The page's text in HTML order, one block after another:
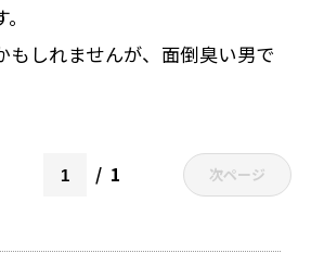
もしれませんが、面倒臭い男で
1 次ページ